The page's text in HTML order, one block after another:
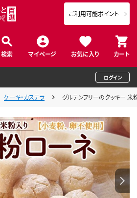
検索 マイページ お気に入り カート
ご利用可能ポイント
ログイン
ケーキ・カステラ グルテンフリーのクッキー